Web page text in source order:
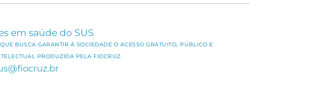
em saúde do SUS
BUSCA GARANTIR À SOCIEDADE O ACESSO GRATUITO, PÚBLICO E
PRODUZIDA PELA FIOCRUZ.